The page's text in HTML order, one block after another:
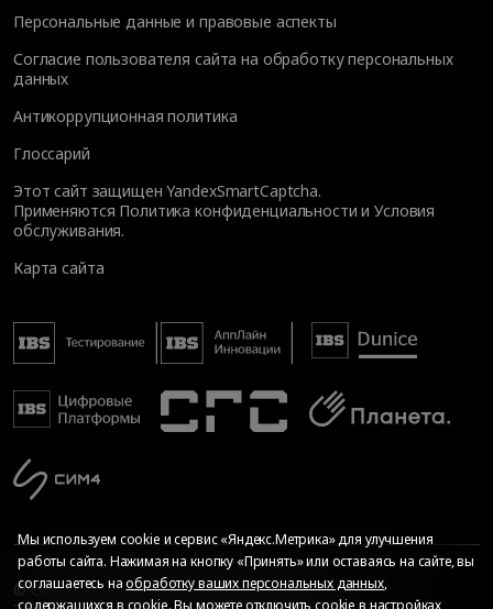
Персональные данные и правовые аспекты
Согласие пользователя сайта на обработку персональных
данных
Антикоррупционная политика
Глоссарий
Этот сайт защищен YandexSmartCaptcha.
Применяются Политика конфиденциальности иУсловия
обслуживания.
Карта сайта
© Общество с ограниченной ответственностью «ИБС
Мы используем cookie и сервис «Яндекс.Метрика» для улучшения
работы сайта. Нажимая на кнопку «Принять» или оставаясь на сайте, вы
соглашаетесь наобработку ваших персональных данных,
содержащихся в cookie. Вы можете отключить cookie в настройках